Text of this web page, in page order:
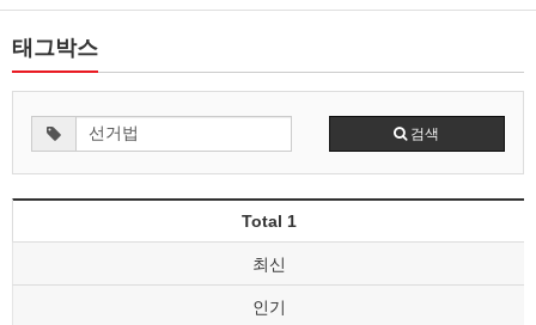
태그박스
검색
Total 1
최신
인기